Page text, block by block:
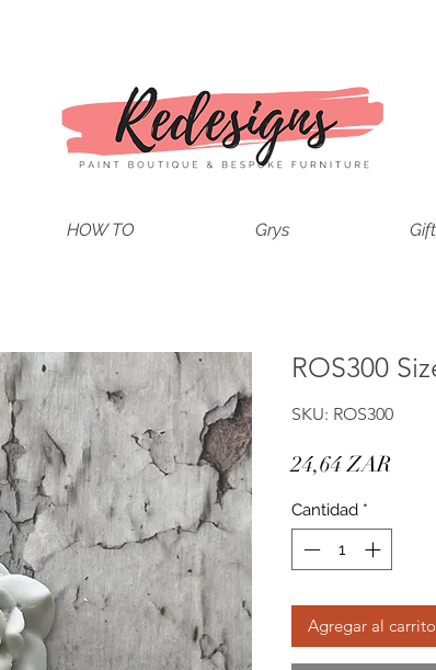
HOW TO Grys
ROS300
SKU: ROS300
24,64 ZARPrecio
Cantidad *
Agregar al carrito